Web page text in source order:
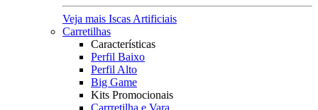
Veja mais Iscas Artificiais
Carretilhas
Características
Perfil Baixo
Perfil Alto
Big Game
Kits Promocionais
Carrretilha e Vara